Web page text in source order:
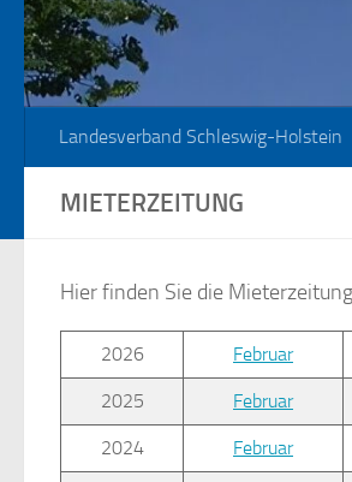
Landesverband Schleswig-Holstein
MIETERZEITUNG
Hier finden Sie die
2026 Februar
2025 Februar
2024 Februar